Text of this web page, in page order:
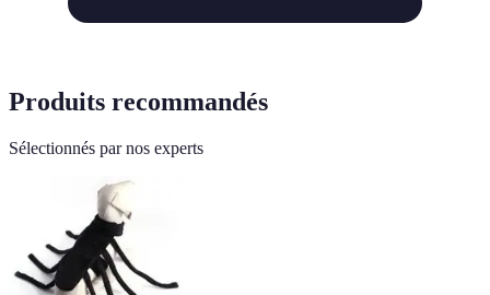
Produits recommandés
Sélectionnés par nos experts